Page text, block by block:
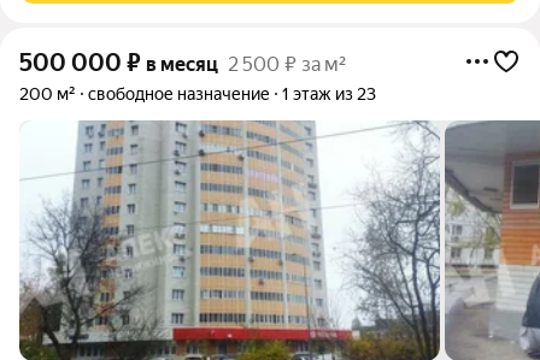
500 000 ₽ в месяц 2 500 ₽ за м²
200 м² свободное назначение 1 этаж из 23